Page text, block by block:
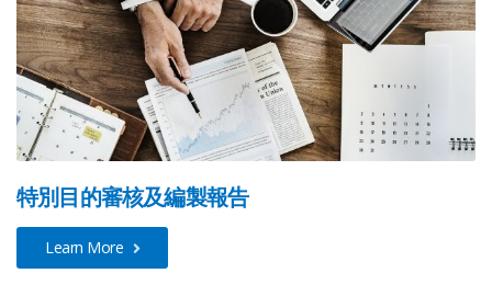
特別目的審核及編製報告
Learn More